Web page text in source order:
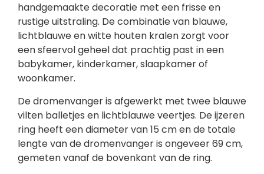
handgemaakte decoratie met een frisse en
rustige uitstraling. De combinatie van blauwe,
lichtblauwe en witte houten kralen zorgt voor
een sfeervol geheel dat prachtig past in een
babykamer, kinderkamer, slaapkamer of
woonkamer.
De dromenvanger is afgewerkt met twee blauwe
vilten balletjes en lichtblauwe veertjes. De ijzeren
ring heeft een diameter van 15 cm en de totale
lengte van de dromenvanger is ongeveer 69 cm,
gemeten vanaf de bovenkant van de ring.